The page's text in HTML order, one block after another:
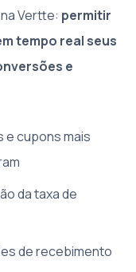
Vertte: permitir
tempo real seus
e
e cupons mais
da taxa de
de recebimento